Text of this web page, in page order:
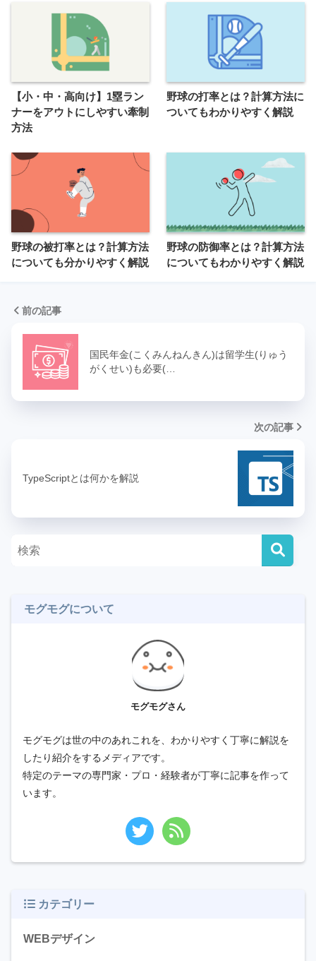
【小・中・高向け】1塁ラン
ナーをアウトにしやすい牽制
方法
野球の打率とは？計算方法に
ついてもわかりやすく解説
野球の被打率とは？計算方法
についても分かりやすく解説
野球の防御率とは？計算方法
についてもわかりやすく解説
前の記事
国民年金(こくみんねんきん)は留学生(りゅう
がくせい)も必要(…
次の記事
TypeScriptとは何かを解説
モグモグについて
モグモグさん
モグモグは世の中のあれこれを、わかりやすく丁寧に解説を
したり紹介をするメディアです。
特定のテーマの専門家・プロ・経験者が丁寧に記事を作って
います。
カテゴリー
WEBデザイン